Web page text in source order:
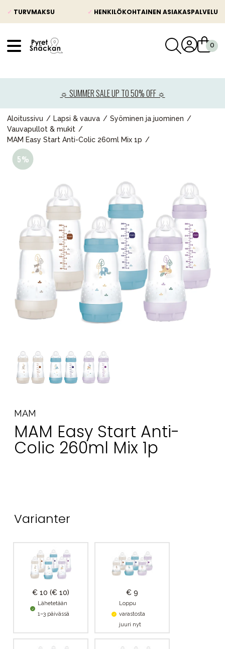
✓ TURVMAKSU ✓ HENKILÖKOHTAINEN ASIAKASPALVELU
☼ SUMMER SALE UP TO 50% OFF ☼
Aloitussivu Lapsi & vauva
Syöminen ja juominen
Vauvapullot & mukit
MAM Easy Start Anti-Colic 260ml Mix 1p
MAM
MAM Easy Start Anti-
Colic 260ml Mix 1p
Varianter
€ 10 (€ 10)
Lähetetään
1–3 päivässä
€ 9
Loppu
varastosta
juuri nyt
Lastenvaunut
Lasten turvaistuimet
Vauvan paketti
Äiti & Isä
Huonekalut & vuodevaatteet
Tarvikkeet
Varaosat
Kampanjat
Lahjavinkkejä
Suosikit
Tavaramerkit
Aurinko ja uinti